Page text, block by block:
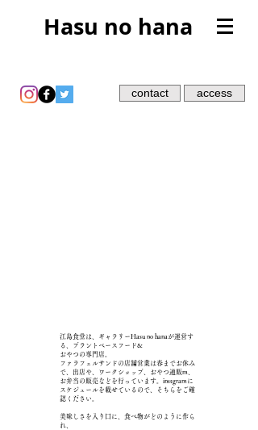
Hasu no hana
contact access
江島食堂は、ギャラリーHasu no hanaが運営す
る、プラントベースフード&
おやつの専門店。
ファラフェルサンドの店舗営業は春までお休み
で、出店や、ワークショップ、おやつ通販m、
お弁当の販売などを行っています。instgramに
スケジュールを載せているので、そちらをご確
認ください。
美味しさを入り口に、食べ物がどのように作ら
れ、